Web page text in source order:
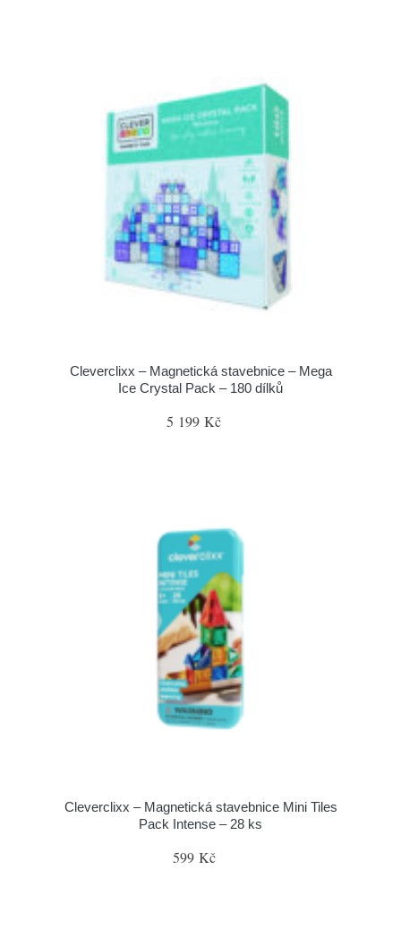
Cleverclixx – Magnetická stavebnice – Mega
Ice Crystal Pack – 180 dílků
5 199 Kč
Cleverclixx – Magnetická stavebnice Mini Tiles
Pack Intense – 28 ks
599 Kč